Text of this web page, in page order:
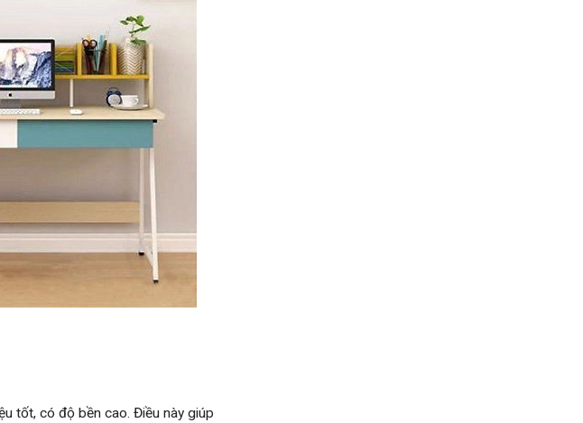
tốt, có độ bền cao. Điều này giúp